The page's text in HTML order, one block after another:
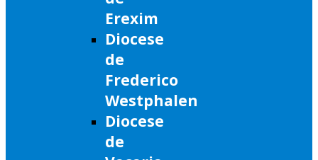
Erexim
Diocese
de
Frederico
Westphalen
Diocese
de